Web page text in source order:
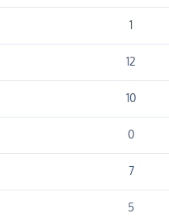
1
12
10
0
7
5